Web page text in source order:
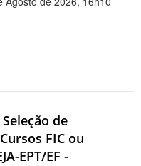
de
FIC ou
EPT/EF -